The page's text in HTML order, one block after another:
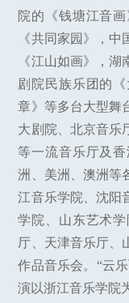
院的《钱塘江音
《共同家园》，中
《江山如画》，
剧院民族乐团的
章》等多台大型舞
大剧院、北京音乐
等一流音乐厅及
洲、美洲、澳洲等
江音乐学院、沈阳
学院、山东艺术
厅、天津音乐厅、
作品音乐会。“云
演以浙江音乐学院